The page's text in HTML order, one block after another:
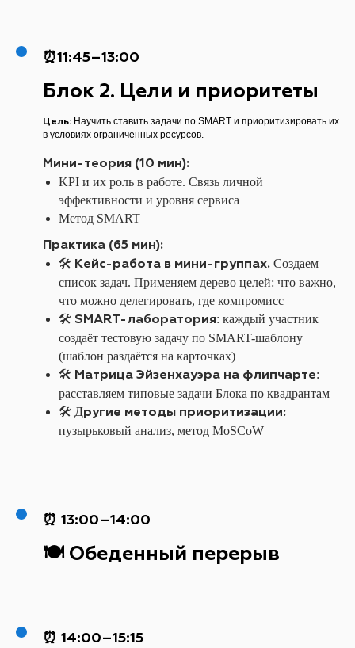
⏰11:45–13:00
Блок 2. Цели и приоритеты
Цель: Научить ставить задачи по SMART и приоритизировать их
в условиях ограниченных ресурсов.
Мини-теория (10 мин):
KPI и их роль в работе. Связь личной
эффективности и уровня сервиса
Метод SMART
Практика (65 мин):
🛠️ Кейс-работа в мини-группах. Создаем
список задач. Применяем дерево целей: что важно,
что можно делегировать, где компромисс
🛠️ SMART-лаборатория: каждый участник
создаёт тестовую задачу по SMART-шаблону
(шаблон раздаётся на карточках)
🛠️ Матрица Эйзенхауэра на флипчарте:
расставляем типовые задачи Блока по квадрантам
🛠️ Другие методы приоритизации:
пузырьковый анализ, метод MoSCoW
⏰ 13:00–14:00
🍽️ Обеденный перерыв
⏰ 14:00–15:15